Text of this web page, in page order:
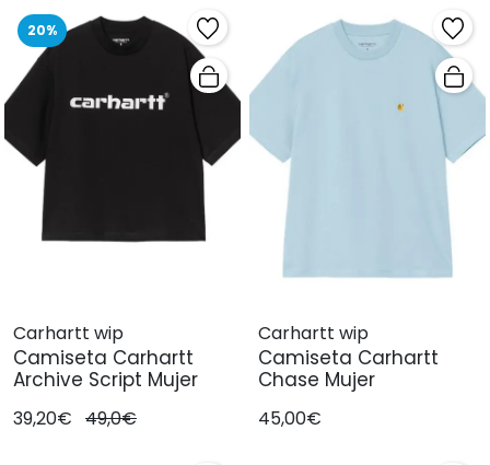
20%
Carhartt wip
Camiseta Carhartt
Archive Script Mujer
39,20€ 49,0€
Carhartt wip
Camiseta Carhartt
Chase Mujer
45,00€